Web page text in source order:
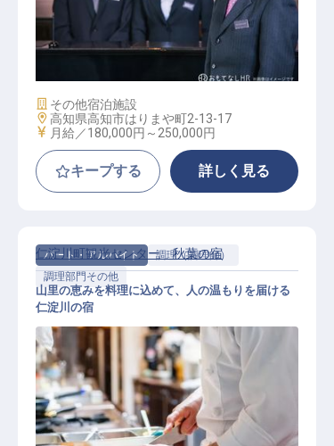
フロント / 正社員
施設業態
その他宿泊施設
勤務地
高知県高知市はりまや町2-13-17
給与
月給／180,000円～ 250,000円
キープする 詳しく見る
パート・アルバイト
調理（調理師）
調理部門その他
仁淀川町観光センター 秋葉の宿
山里の恵みを料理に込めて、人の温もりを届ける
仁淀川の宿